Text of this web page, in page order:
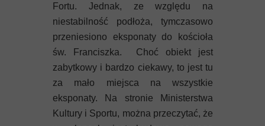
Fortu. Jednak, ze względu na
niestabilność podłoża, tymczasowo
przeniesiono eksponaty do kościoła
św. Franciszka. Choć obiekt jest
zabytkowy i bardzo ciekawy, to jest tu
za mało miejsca na wszystkie
eksponaty. Na stronie Ministerstwa
Kultury i Sportu, można przeczytać, że